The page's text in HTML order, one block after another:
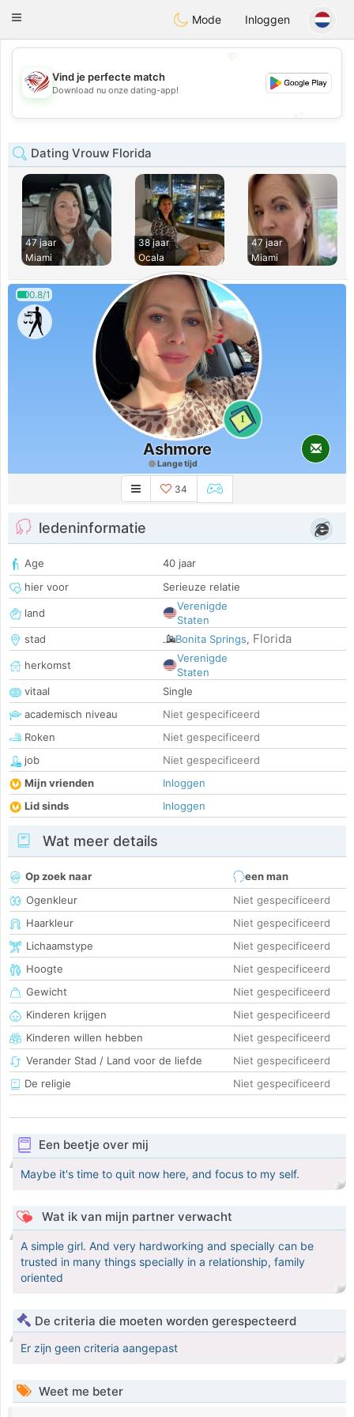
StatesDating
Toggle
Mode Inloggen
💖
💕
Vind je perfecte match
Download nu onze dating-app!
Dating Vrouw Florida
47 jaar
Miami
38 jaar
Ocala
47 jaar
Miami
0.8/1
1
Ashmore
Lange tijd
34
ledeninformatie
Age
40 jaar
hier voor
Serieuze relatie
land
Verenigde
Staten
stad
Bonita Springs, Florida
herkomst
Verenigde
Staten
vitaal
Single
academisch niveau
Niet gespecificeerd
Roken
Niet gespecificeerd
job
Niet gespecificeerd
Mijn vrienden
Inloggen
Lid sinds
Inloggen
Wat meer details
Op zoek naar
een man
Ogenkleur
Niet gespecificeerd
Haarkleur
Niet gespecificeerd
Lichaamstype
Niet gespecificeerd
Hoogte
Niet gespecificeerd
Gewicht
Niet gespecificeerd
Kinderen krijgen
Niet gespecificeerd
Kinderen willen hebben
Niet gespecificeerd
Verander Stad / Land voor de liefde
Niet gespecificeerd
De religie
Niet gespecificeerd
Een beetje over mij
Maybe it's time to quit now here, and focus to my self.
Wat ik van mijn partner verwacht
A simple girl. And very hardworking and specially can be
trusted in many things specially in a relationship, family
oriented
De criteria die moeten worden gerespecteerd
Er zijn geen criteria aangepast
Weet me beter